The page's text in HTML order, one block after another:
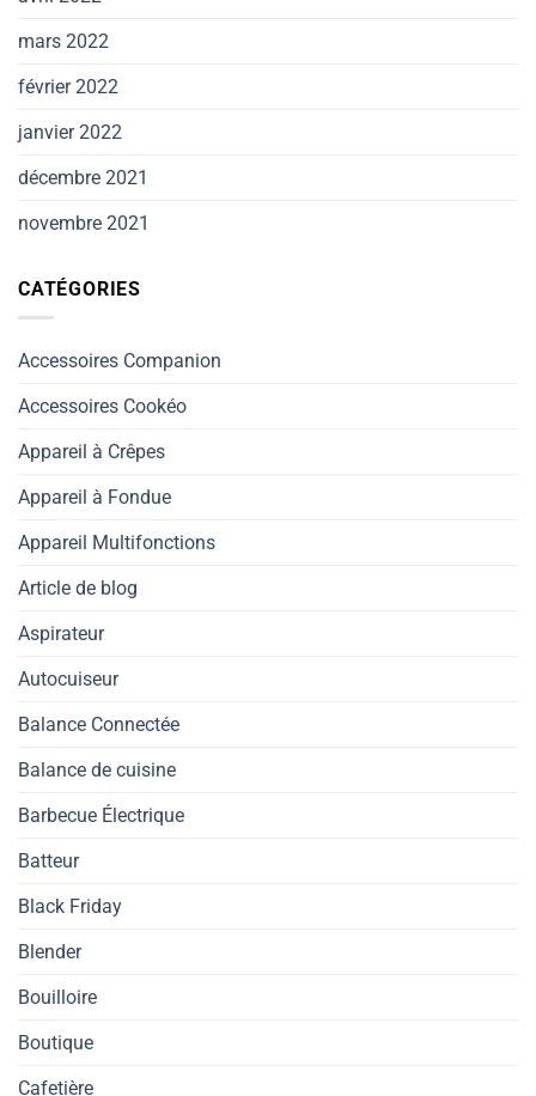
mars 2022
février 2022
janvier 2022
décembre 2021
novembre 2021
CATÉGORIES
Accessoires Companion
Accessoires Cookéo
Appareil à Crêpes
Appareil à Fondue
Appareil Multifonctions
Article de blog
Aspirateur
Autocuiseur
Balance Connectée
Balance de cuisine
Barbecue Électrique
Batteur
Black Friday
Blender
Bouilloire
Boutique
Cafetière